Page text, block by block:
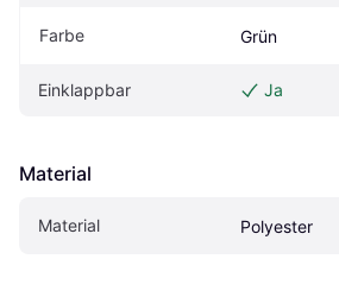
Farbe Grün
Einklappbar Ja
Material
Material Polyester